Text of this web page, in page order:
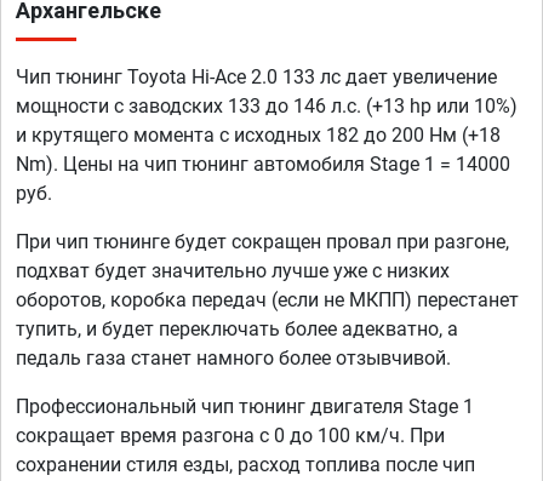
Архангельске
Чип тюнинг Toyota Hi-Ace 2.0 133 лс дает увеличение
мощности с заводских 133 до 146 л.с. (+13 hp или 10%)
и крутящего момента с исходных 182 до 200 Нм (+18
Nm). Цены на чип тюнинг автомобиля Stage 1 = 14000
руб.
При чип тюнинге будет сокращен провал при разгоне,
подхват будет значительно лучше уже с низких
оборотов, коробка передач (если не МКПП) перестанет
тупить, и будет переключать более адекватно, а
педаль газа станет намного более отзывчивой.
Профессиональный чип тюнинг двигателя Stage 1
сокращает время разгона с 0 до 100 км/ч. При
сохранении стиля езды, расход топлива после чип